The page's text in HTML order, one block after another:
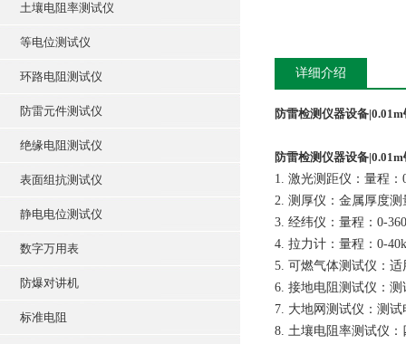
土壤电阻率测试仪
等电位测试仪
环路电阻测试仪
防雷元件测试仪
绝缘电阻测试仪
表面组抗测试仪
静电电位测试仪
数字万用表
防爆对讲机
标准电阻
详细介绍
防雷检测仪器设备
防雷检测仪器设备
1. 激光测距仪：量程：
2. 测厚仪：金属厚度测
3. 经纬仪：量程：0-
4. 拉力计：量程：0-
5. 可燃气体测试仪：
6. 接地电阻测试仪：
7. 大地网测试仪：测
8. 土壤电阻率测试仪